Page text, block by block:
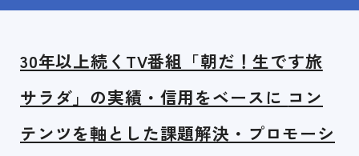
30年以上続くTV番組「朝だ！生です旅
サラダ」の実績・信用をベースに コン
テンツを軸とした課題解決・プロモーシ